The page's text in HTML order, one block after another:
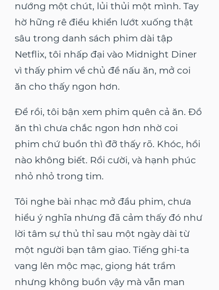
nướng một chút, lủi thủi một mình. Tay
hờ hững rê điều khiển lướt xuống thật
sâu trong danh sách phim dài tập
Netflix, tôi nhấp đại vào Midnight Diner
vì thấy phim về chủ đề nấu ăn, mở coi
ăn cho thấy ngon hơn.
Để rồi, tôi bận xem phim quên cả ăn. Đồ
ăn thì chưa chắc ngon hơn nhờ coi
phim chứ buồn thì đỡ thấy rõ. Khóc, hồi
nào không biết. Rồi cười, và hạnh phúc
nhỏ nhỏ trong tim.
Tôi nghe bài nhạc mở đầu phim, chưa
hiểu ý nghĩa nhưng đã cảm thấy đó như
lời tâm sự thủ thỉ sau một ngày dài từ
một người bạn tâm giao. Tiếng ghi-ta
vang lên mộc mạc, giọng hát trầm
nhưng không buồn vậy mà vẫn man